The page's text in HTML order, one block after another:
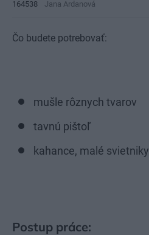
164538 Jana Ardanová
Čo budete potrebovať:
mušle rôznych tvarov
tavnú pištoľ
kahance, malé svietniky
Postup práce: